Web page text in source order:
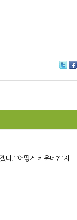
itte ce
.’ ‘어떻게 키운데?’ ‘지